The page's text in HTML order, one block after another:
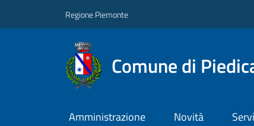
Regione Piemonte
Comune di
Amministrazione Novità